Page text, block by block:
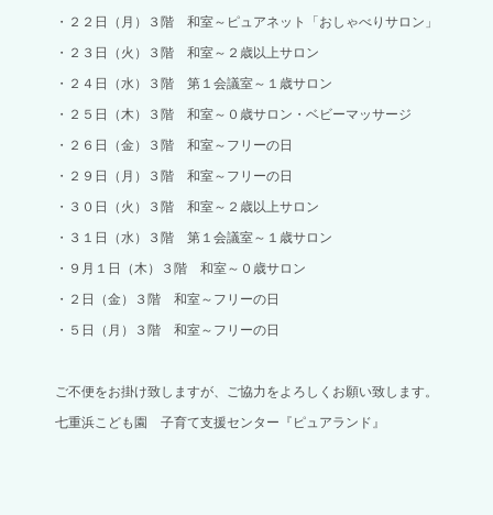
・２２日（月）３階 和室～ピュアネット「おしゃべりサロン」
・２３日（火）３階 和室～２歳以上サロン
・２４日（水）３階 第１会議室～１歳サロン
・２５日（木）３階 和室～０歳サロン・ベビーマッサージ
・２６日（金）３階 和室～フリーの日
・２９日（月）３階 和室～フリーの日
・３０日（火）３階 和室～２歳以上サロン
・３１日（水）３階 第１会議室～１歳サロン
・９月１日（木）３階 和室～０歳サロン
・２日（金）３階 和室～フリーの日
・５日（月）３階 和室～フリーの日
ご不便をお掛け致しますが、ご協力をよろしくお願い致します。
七重浜こども園 子育て支援センター『ピュアランド』